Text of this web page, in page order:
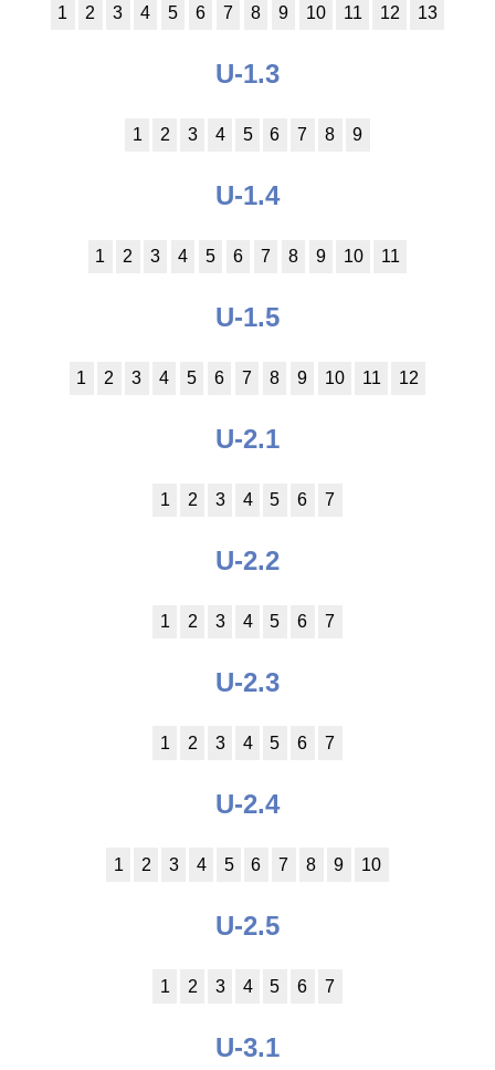
1 2 3 4 5 6 7 8 9 10 11 12 13
U-1.3
1 2 3 4 5 6 7 8 9
U-1.4
1 2 3 4 5 6 7 8 9 10 11
U-1.5
1 2 3 4 5 6 7 8 9 10 11 12
U-2.1
1 2 3 4 5 6 7
U-2.2
1 2 3 4 5 6 7
U-2.3
1 2 3 4 5 6 7
U-2.4
1 2 3 4 5 6 7 8 9 10
U-2.5
1 2 3 4 5 6 7
U-3.1